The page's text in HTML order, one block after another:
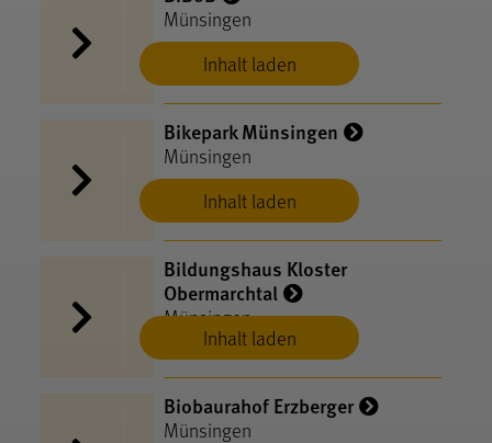
Inhalt laden
Münsingen
Inhalt laden
Bikepark Münsingen
Münsingen
Inhalt laden
Bildungshaus Kloster
Obermarchtal
Münsingen
Biobaurahof Erzberger
Münsingen